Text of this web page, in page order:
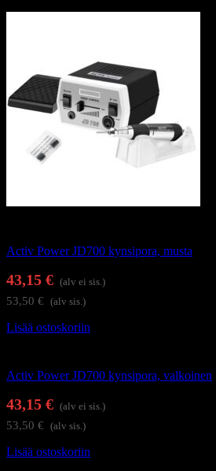
Activ Power JD700 kynsipora, musta
43,15 € (alv ei sis.)
53,50 € (alv sis.)
Lisää ostoskoriin
Activ Power JD700 kynsipora, valkoinen
43,15 € (alv ei sis.)
53,50 € (alv sis.)
Lisää ostoskoriin